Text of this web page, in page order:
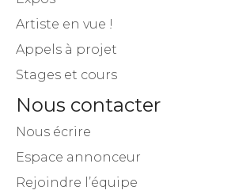
Artiste en vue !
Appels à projet
Stages et cours
Nous contacter
Nous écrire
Espace annonceur
Rejoindre l’équipe